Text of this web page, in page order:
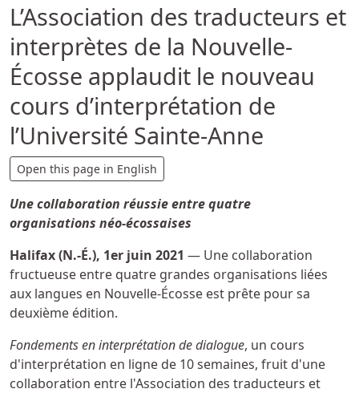
L’Association des traducteurs et
interprètes de la Nouvelle-
Écosse applaudit le nouveau
cours d’interprétation de
l’Université Sainte-Anne
Détails
Open this page in English
Une collaboration réussie entre quatre
organisations néo-écossaises
Halifax (N.-É.), 1er juin 2021 — Une collaboration
fructueuse entre quatre grandes organisations liées
aux langues en Nouvelle-Écosse est prête pour sa
deuxième édition.
Fondements en interprétation de dialogue, un cours
d'interprétation en ligne de 10 semaines, fruit d'une
collaboration entre l'Association des traducteurs et